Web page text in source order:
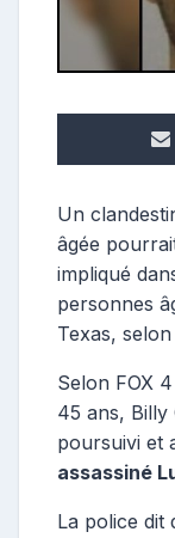
Un
âgée
impliqué
personnes
Texas,
Selon FOX
45 ans, Billy
poursuivi et
assassiné
La police dit